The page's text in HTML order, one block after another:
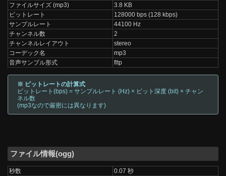
ファイルサイズ (mp3)
3.8 KB
ビットレート
128000 bps (128 kbps)
サンプルレート
44100 Hz
チャンネル数
2
チャンネルレイアウト
stereo
コーデック名
mp3
音声サンプル形式
fltp
※ ビットレートの計算式
ビットレート(bps) = サンプルレート (Hz) × ビット深度 (bit) × チャン
ネル数
(mp3なので厳密には異なります)
ファイル情報(ogg)
秒数
0.07 秒